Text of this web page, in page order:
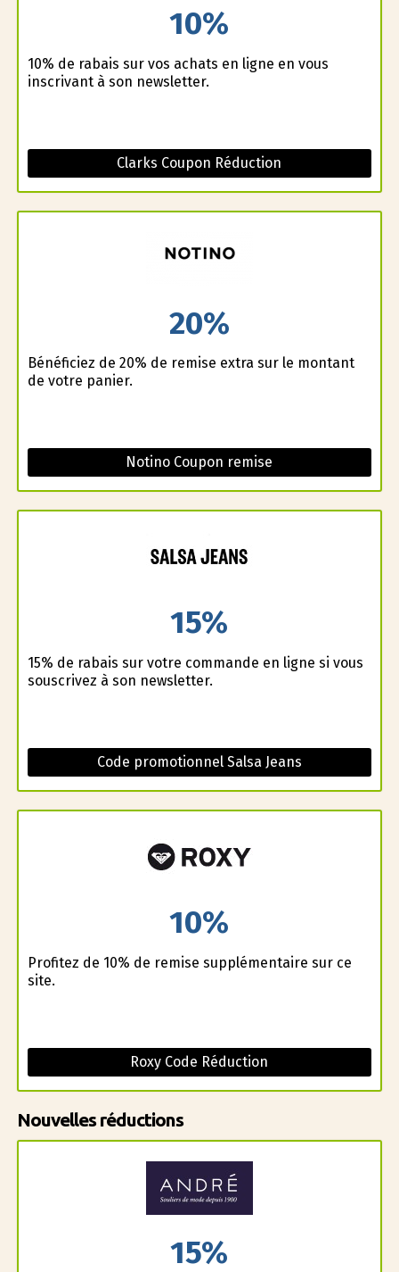
10%
10% de rabais sur vos achats en ligne en vous
inscrivant à son newsletter.
Clarks Coupon Réduction
20%
Bénéficiez de 20% de remise extra sur le montant
de votre panier.
Notino Coupon remise
15%
15% de rabais sur votre commande en ligne si vous
souscrivez à son newsletter.
Code promotionnel Salsa Jeans
10%
Profitez de 10% de remise supplémentaire sur ce
site.
Roxy Code Réduction
Nouvelles réductions
15%